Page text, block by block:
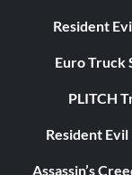
Resident
Euro Truck
PLITCH
Resident
Assassin’s